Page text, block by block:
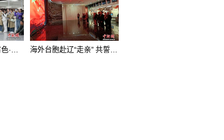
辽宁歌舞团举办《古色·国宝辽宁》排练开放日活动 海外台胞赴辽“走亲” 共誓“和平初心”